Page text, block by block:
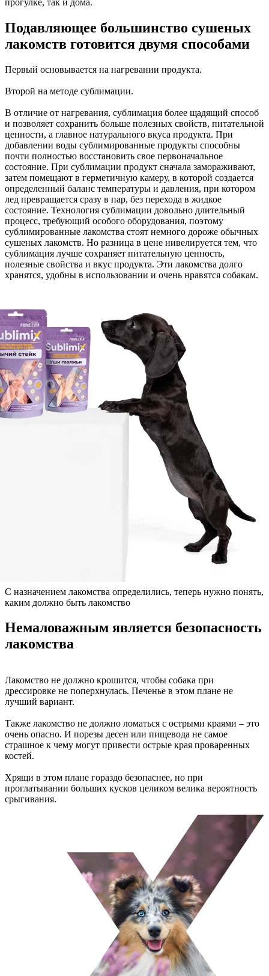
Подавляющее большинство сушеных
лакомств готовится двумя способами
Первый основывается на нагревании продукта.
Второй на методе сублимации.
В отличие от нагревания, сублимация более щадящий способ
и позволяет сохранить больше полезных свойств, питательной
ценности, а главное натурального вкуса продукта. При
добавлении воды сублимированные продукты способны
почти полностью восстановить свое первоначальное
состояние. При сублимации продукт сначала замораживают,
затем помещают в герметичную камеру, в которой создается
определенный баланс температуры и давления, при котором
лед превращается сразу в пар, без перехода в жидкое
состояние. Технология сублимации довольно длительный
процесс, требующий особого оборудования, поэтому
сублимированные лакомства стоят немного дороже обычных
сушеных лакомств. Но разница в цене нивелируется тем, что
сублимация лучше сохраняет питательную ценность,
полезные свойства и вкус продукта. Эти лакомства долго
хранятся, удобны в использовании и очень нравятся собакам.
С назначением лакомства определились, теперь нужно понять,
каким должно быть лакомство
Немаловажным является безопасность
лакомства
Лакомство не должно крошится, чтобы собака при
дрессировке не поперхнулась. Печенье в этом плане не
лучший вариант.
Также лакомство не должно ломаться с острыми краями – это
очень опасно. И порезы десен или пищевода не самое
страшное к чему могут привести острые края проваренных
костей.
Хрящи в этом плане гораздо безопаснее, но при
проглатывании больших кусков целиком велика вероятность
срыгивания.